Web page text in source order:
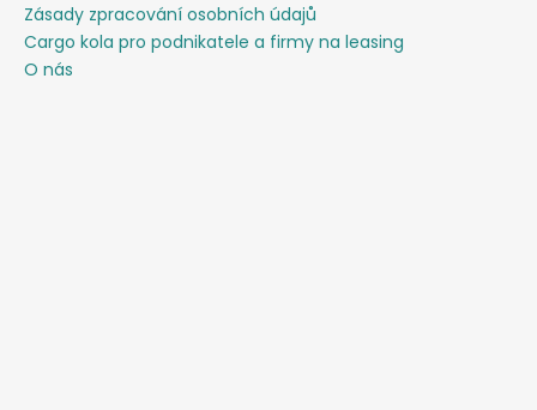
Zásady zpracování osobních údajů
Cargo kola pro podnikatele a firmy na leasing
O nás